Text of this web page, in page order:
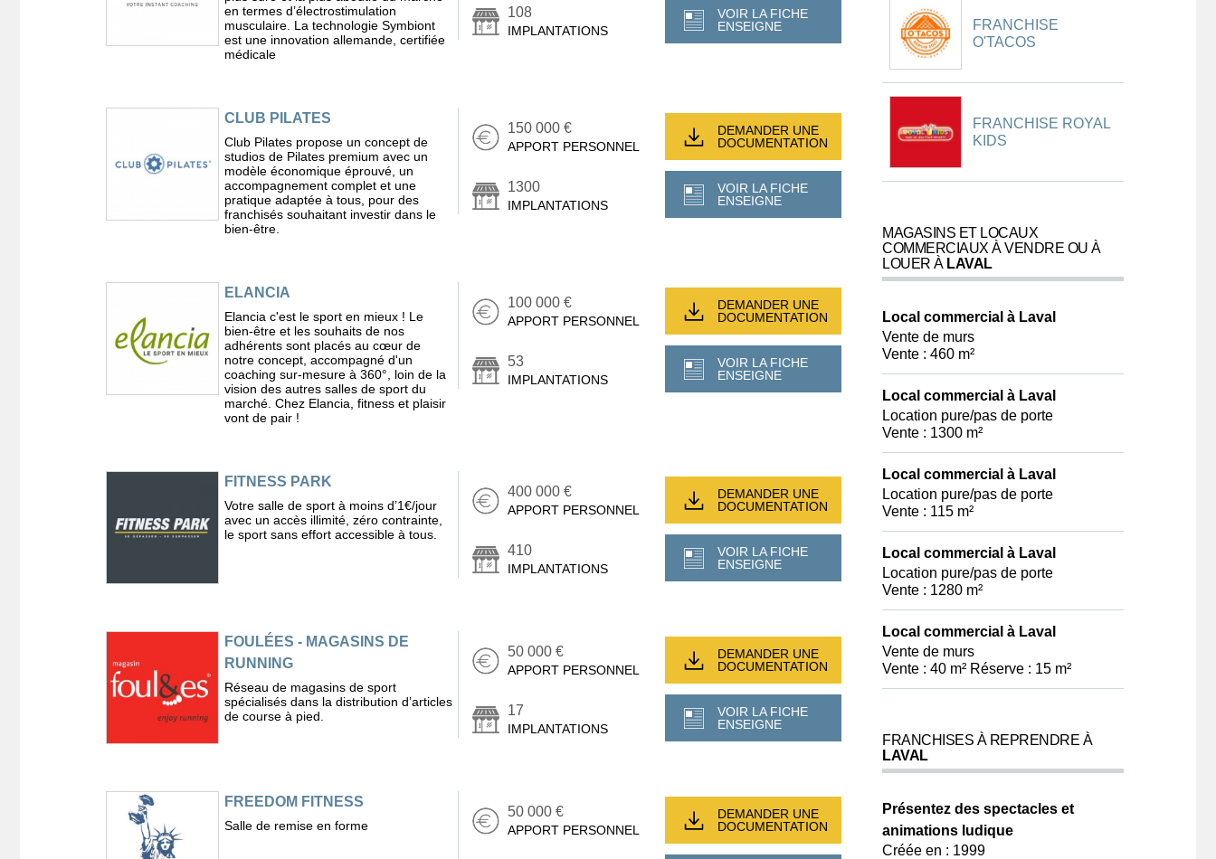
en termes d’électrostimulation
musculaire. La technologie Symbiont
est une innovation allemande, certifiée
médicale
108
IMPLANTATIONS
VOIR LA FICHE
ENSEIGNE
CLUB PILATES
Club Pilates propose un concept de
studios de Pilates premium avec un
modèle économique éprouvé, un
accompagnement complet et une
pratique adaptée à tous, pour des
franchisés souhaitant investir dans le
bien-être.
150 000 €
APPORT PERSONNEL
1300
IMPLANTATIONS
DEMANDER UNE
DOCUMENTATION
VOIR LA FICHE
ENSEIGNE
ELANCIA
Elancia c'est le sport en mieux ! Le
bien-être et les souhaits de nos
adhérents sont placés au cœur de
notre concept, accompagné d'un
coaching sur-mesure à 360°, loin de la
vision des autres salles de sport du
marché. Chez Elancia, fitness et plaisir
vont de pair !
100 000 €
APPORT PERSONNEL
53
IMPLANTATIONS
DEMANDER UNE
DOCUMENTATION
VOIR LA FICHE
ENSEIGNE
FITNESS PARK
Votre salle de sport à moins d’1€/jour
avec un accès illimité, zéro contrainte,
le sport sans effort accessible à tous.
400 000 €
APPORT PERSONNEL
410
IMPLANTATIONS
DEMANDER UNE
DOCUMENTATION
VOIR LA FICHE
ENSEIGNE
FOULÉES - MAGASINS DE
RUNNING
Réseau de magasins de sport
spécialisés dans la distribution d’articles
de course à pied.
50 000 €
APPORT PERSONNEL
17
IMPLANTATIONS
DEMANDER UNE
DOCUMENTATION
VOIR LA FICHE
ENSEIGNE
FREEDOM FITNESS
Salle de remise en forme
50 000 €
APPORT PERSONNEL
DEMANDER UNE
DOCUMENTATION
FRANCHISE
O'TACOS
FRANCHISE ROYAL
KIDS
MAGASINS ET LOCAUX
COMMERCIAUX À VENDRE OU À
LOUER À LAVAL
Local commercial à Laval
Vente de murs
Vente : 460 m²
Local commercial à Laval
Location pure/pas de porte
Vente : 1300 m²
Local commercial à Laval
Location pure/pas de porte
Vente : 115 m²
Local commercial à Laval
Location pure/pas de porte
Vente : 1280 m²
Local commercial à Laval
Vente de murs
Vente : 40 m² Réserve : 15 m²
FRANCHISES À REPRENDRE À
LAVAL
Présentez des spectacles et
animations ludique
Créée en : 1999